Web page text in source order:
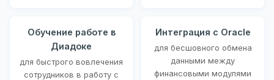
Обучение работе в
Диадоке
для быстрого вовлечения
сотрудников в работу с
Интеграция с Oracle
для бесшовного обмена
данными между
финансовыми модулями